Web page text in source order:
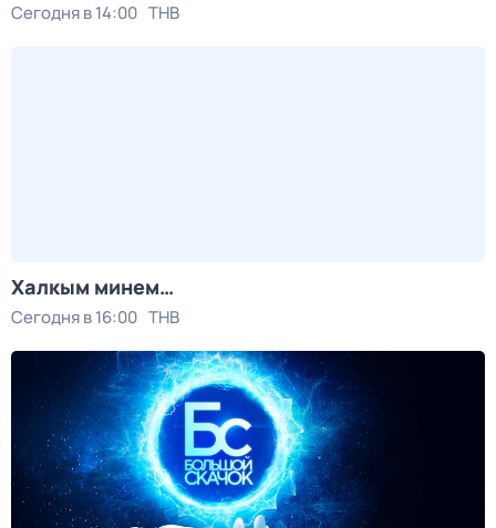
Сегодня в 14:00 ТНВ
Халкым минем…
Сегодня в 16:00 ТНВ